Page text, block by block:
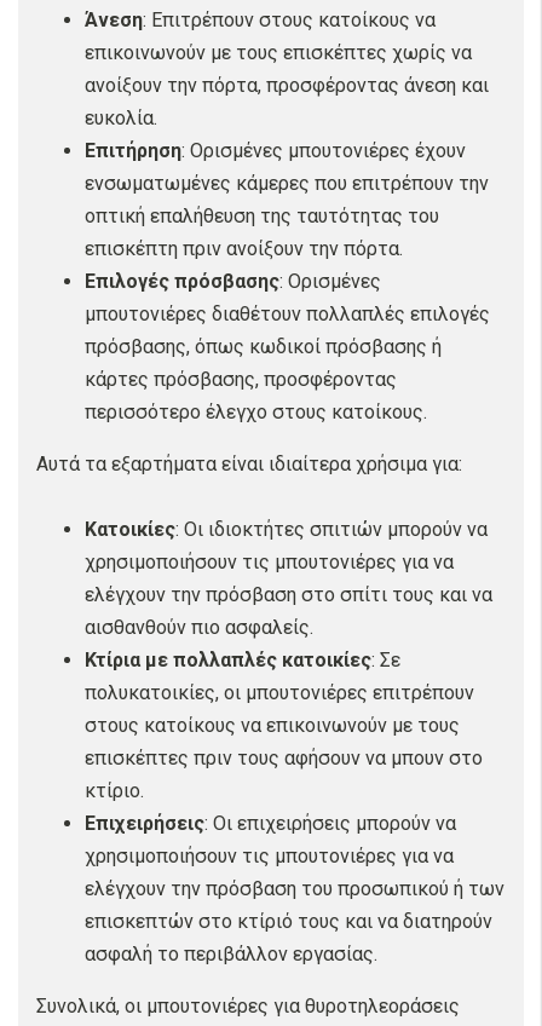
Άνεση: Επιτρέπουν στους κατοίκους να
επικοινωνούν με τους επισκέπτες χωρίς να
ανοίξουν την πόρτα, προσφέροντας άνεση και
ευκολία.
Επιτήρηση: Ορισμένες μπουτονιέρες έχουν
ενσωματωμένες κάμερες που επιτρέπουν την
οπτική επαλήθευση της ταυτότητας του
επισκέπτη πριν ανοίξουν την πόρτα.
Επιλογές πρόσβασης: Ορισμένες
μπουτονιέρες διαθέτουν πολλαπλές επιλογές
πρόσβασης, όπως κωδικοί πρόσβασης ή
κάρτες πρόσβασης, προσφέροντας
περισσότερο έλεγχο στους κατοίκους.
Αυτά τα εξαρτήματα είναι ιδιαίτερα χρήσιμα για:
Κατοικίες: Οι ιδιοκτήτες σπιτιών μπορούν να
χρησιμοποιήσουν τις μπουτονιέρες για να
ελέγχουν την πρόσβαση στο σπίτι τους και να
αισθανθούν πιο ασφαλείς.
Κτίρια με πολλαπλές κατοικίες: Σε
πολυκατοικίες, οι μπουτονιέρες επιτρέπουν
στους κατοίκους να επικοινωνούν με τους
επισκέπτες πριν τους αφήσουν να μπουν στο
κτίριο.
Επιχειρήσεις: Οι επιχειρήσεις μπορούν να
χρησιμοποιήσουν τις μπουτονιέρες για να
ελέγχουν την πρόσβαση του προσωπικού ή των
επισκεπτών στο κτίριό τους και να διατηρούν
ασφαλή το περιβάλλον εργασίας.
Συνολικά, οι μπουτονιέρες για θυροτηλεοράσεις